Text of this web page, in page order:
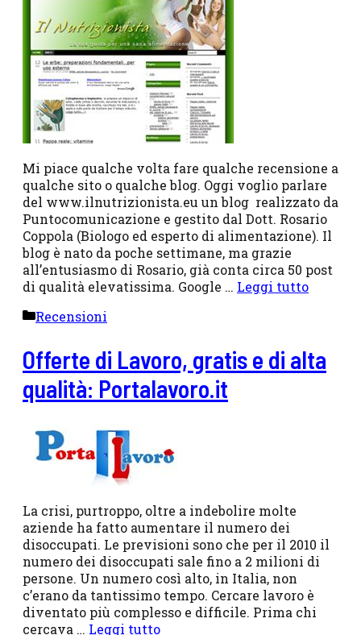
Mi piace qualche volta fare qualche recensione a
qualche sito o qualche blog. Oggi voglio parlare
del www.ilnutrizionista.eu un blog realizzato da
Puntocomunicazione e gestito dal Dott. Rosario
Coppola (Biologo ed esperto di alimentazione). Il
blog è nato da poche settimane, ma grazie
all’entusiasmo di Rosario, già conta circa 50 post
di qualità elevatissima. Google … Leggi tutto
Categorie
Recensioni
Offerte di Lavoro, gratis e di alta
qualità: Portalavoro.it
La crisi, purtroppo, oltre a indebolire molte
aziende ha fatto aumentare il numero dei
disoccupati. Le previsioni sono che per il 2010 il
numero dei disoccupati sale fino a 2 milioni di
persone. Un numero così alto, in Italia, non
c’erano da tantissimo tempo. Cercare lavoro è
diventato più complesso e difficile. Prima chi
cercava … Leggi tutto